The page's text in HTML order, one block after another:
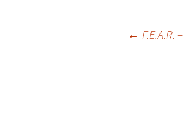
← F.E.A.R.